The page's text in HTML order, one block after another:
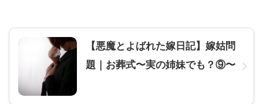
【悪魔とよばれた嫁日記】嫁姑問
題｜お葬式〜実の姉妹でも？⑨〜